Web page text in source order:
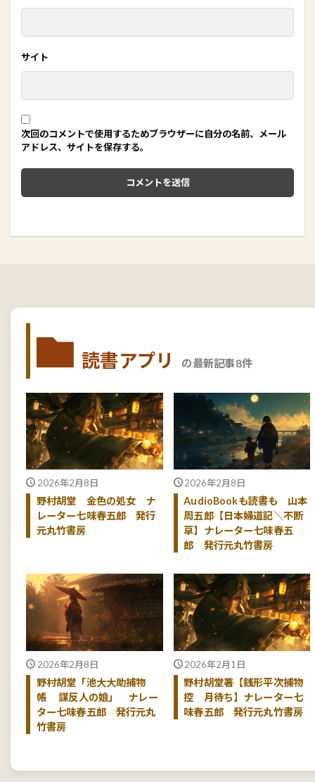
サイト
次回のコメントで使用するためブラウザーに自分の名前、メール
アドレス、サイトを保存する。
読書アプリ の最新記事8件
2026年2月8日
野村胡堂 金色の処女 ナ
レーター七味春五郎 発行
元丸竹書房
2026年2月8日
AudioBookも読書も 山本
周五郎【日本婦道記＼不断
草】ナレーター七味春五
郎 発行元丸竹書房
2026年2月8日
野村胡堂「池大大助捕物
帳 謀反人の娘」 ナレー
ター七味春五郎 発行元丸
竹書房
2026年2月1日
野村胡堂著【銭形平次捕物
控 月待ち】ナレーター七
味春五郎 発行元丸竹書房